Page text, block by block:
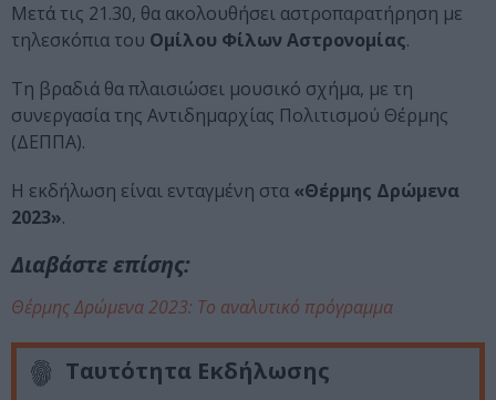
Μετά τις 21.30, θα ακολουθήσει αστροπαρατήρηση με
τηλεσκόπια του Ομίλου Φίλων Αστρονομίας.
Τη βραδιά θα πλαισιώσει μουσικό σχήμα, με τη
συνεργασία της Αντιδημαρχίας Πολιτισμού Θέρμης
(ΔΕΠΠΑ).
Η εκδήλωση είναι ενταγμένη στα «Θέρμης Δρώμενα
2023».
Διαβάστε επίσης:
Θέρμης Δρώμενα 2023: Το αναλυτικό πρόγραμμα
Ταυτότητα Εκδήλωσης